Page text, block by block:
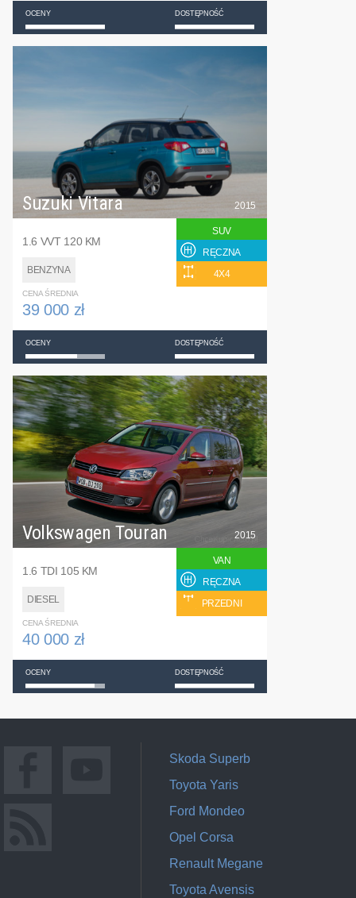
OCENY DOSTĘPNOŚĆ
Suzuki Vitara
1.6 VVT 120 KM
BENZYNA
2015
SUV
RĘCZNA
4X4
CENA ŚREDNIA
39 000 zł
OCENY DOSTĘPNOŚĆ
Volkswagen Touran
1.6 TDI 105 KM
DIESEL
2015
VAN
RĘCZNA
PRZEDNI
CENA ŚREDNIA
40 000 zł
OCENY DOSTĘPNOŚĆ
Skoda Superb
Toyota Yaris
Ford Mondeo
Opel Corsa
Renault Megane
Toyota Avensis